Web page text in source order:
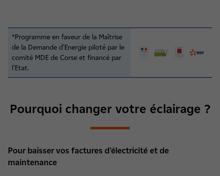
*Programme en faveur de la Maîtrise
de la Demande d’Energie piloté par le
comité MDE de Corse et financé par
l’Etat.
Pourquoi changer votre éclairage ?
Pour baisser vos factures d’électricité et de
maintenance